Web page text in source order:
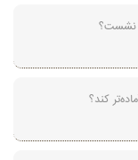
نشست؟
کند؟